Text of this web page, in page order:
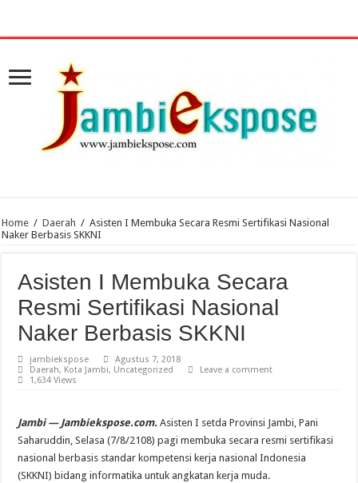
Home / Daerah / Asisten I Membuka Secara Resmi Sertifikasi Nasional
Naker Berbasis SKKNI
Asisten I Membuka Secara
Resmi Sertifikasi Nasional
Naker Berbasis SKKNI
jambiekspose
Agustus 7, 2018
Daerah, Kota Jambi, Uncategorized
Leave a comment
1,634 Views
Jambi — Jambiekspose.com. Asisten I setda Provinsi Jambi, Pani
Saharuddin, Selasa (7/8/2108) pagi membuka secara resmi sertifikasi
nasional berbasis standar kompetensi kerja nasional Indonesia
(SKKNI) bidang informatika untuk angkatan kerja muda.